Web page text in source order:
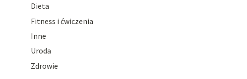
Dieta
Fitness i ćwiczenia
Inne
Uroda
Zdrowie